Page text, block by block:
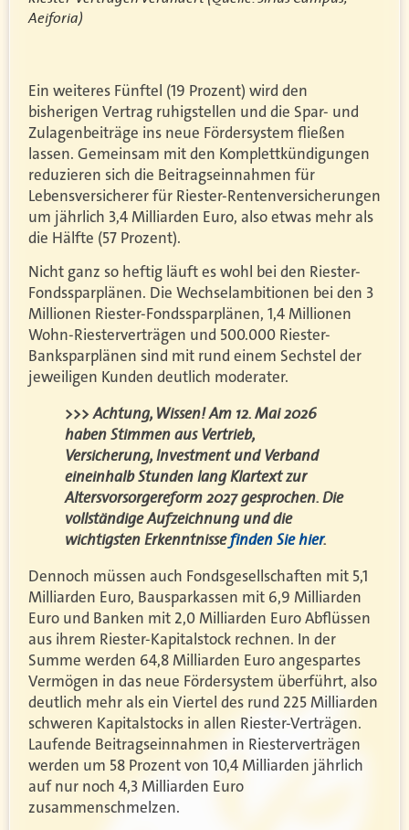
Aeiforia)
Ein weiteres Fünftel (19 Prozent) wird den
bisherigen Vertrag ruhigstellen und die Spar- und
Zulagenbeiträge ins neue Fördersystem fließen
lassen. Gemeinsam mit den Komplettkündigungen
reduzieren sich die Beitragseinnahmen für
Lebensversicherer für Riester-Rentenversicherungen
um jährlich 3,4 Milliarden Euro, also etwas mehr als
die Hälfte (57 Prozent).
Nicht ganz so heftig läuft es wohl bei den Riester-
Fondssparplänen. Die Wechselambitionen bei den 3
Millionen Riester-Fondssparplänen, 1,4 Millionen
Wohn-Riesterverträgen und 500.000 Riester-
Banksparplänen sind mit rund einem Sechstel der
jeweiligen Kunden deutlich moderater.
>>> Achtung, Wissen! Am 12. Mai 2026
haben Stimmen aus Vertrieb,
Versicherung, Investment und Verband
eineinhalb Stunden lang Klartext zur
Altersvorsorgereform 2027 gesprochen. Die
vollständige Aufzeichnung und die
wichtigsten Erkenntnissefinden Sie hier.
Dennoch müssen auch Fondsgesellschaften mit 5,1
Milliarden Euro, Bausparkassen mit 6,9 Milliarden
Euro und Banken mit 2,0 Milliarden Euro Abflüssen
aus ihrem Riester-Kapitalstock rechnen. In der
Summe werden 64,8 Milliarden Euro angespartes
Vermögen in das neue Fördersystem überführt, also
deutlich mehr als ein Viertel des rund 225 Milliarden
schweren Kapitalstocks in allen Riester-Verträgen.
Laufende Beitragseinnahmen in Riesterverträgen
werden um 58 Prozent von 10,4 Milliarden jährlich
auf nur noch 4,3 Milliarden Euro
zusammenschmelzen.